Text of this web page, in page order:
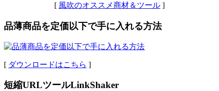
[ 風吹のオススメ商材＆ツール ]
品薄商品を定価以下で手に入れる方法
[ ダウンロードはこちら ]
短縮URLツールLinkShaker